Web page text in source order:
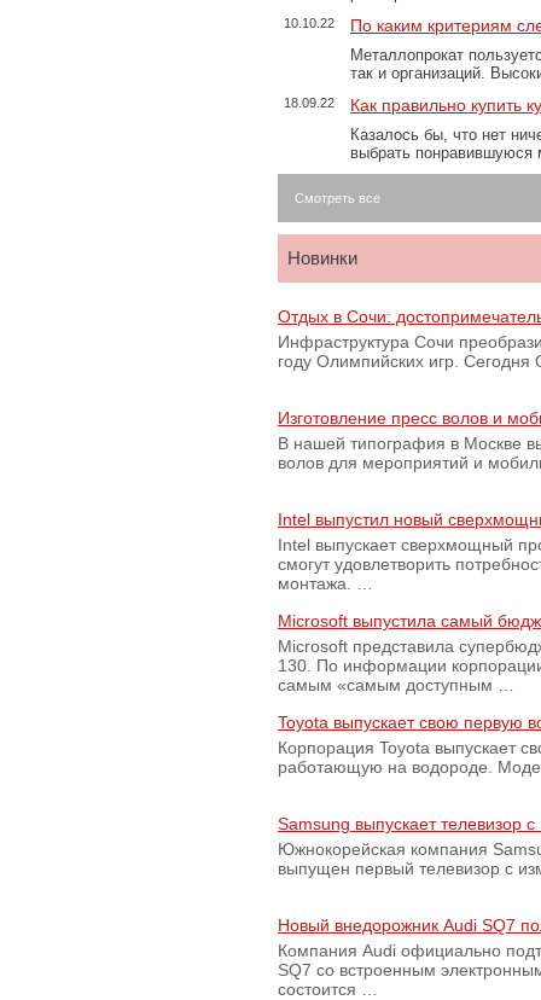
10.10.22 По каким критериям
Металлопрокат
так и организаций.
18.09.22 Как правильно купить
Казалось бы, что нет
выбрать
Смотреть все
Новинки
Отдых в Сочи:
Инфраструктура Сочи
году Олимпийских игр.
Изготовление пресс волов и
В нашей типография в Москве
волов для мероприятий и
Intel выпустил новый
Intel выпускает сверхмощный
смогут удовлетворить
монтажа. …
Microsoft выпустила самый
Microsoft представила
130. По информации
самым «самым доступным …
Toyota выпускает свою первую
Корпорация Toyota выпускает
работающую на водороде.
Samsung выпускает телевизор
Южнокорейская компания
выпущен первый телевизор с
Новый внедорожник Audi SQ7
Компания Audi официально
SQ7 со встроенным
состоится …